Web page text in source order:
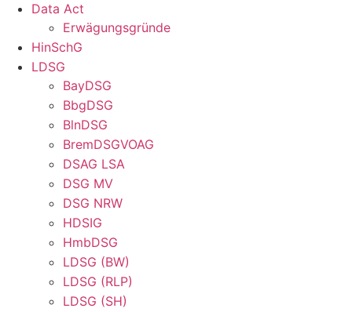
Data Act
Erwägungsgründe
HinSchG
LDSG
BayDSG
BbgDSG
BlnDSG
BremDSGVOAG
DSAG LSA
DSG MV
DSG NRW
HDSIG
HmbDSG
LDSG (BW)
LDSG (RLP)
LDSG (SH)